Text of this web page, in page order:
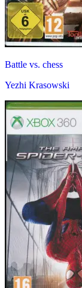
Battle vs. chess
Yezhi Krasowski